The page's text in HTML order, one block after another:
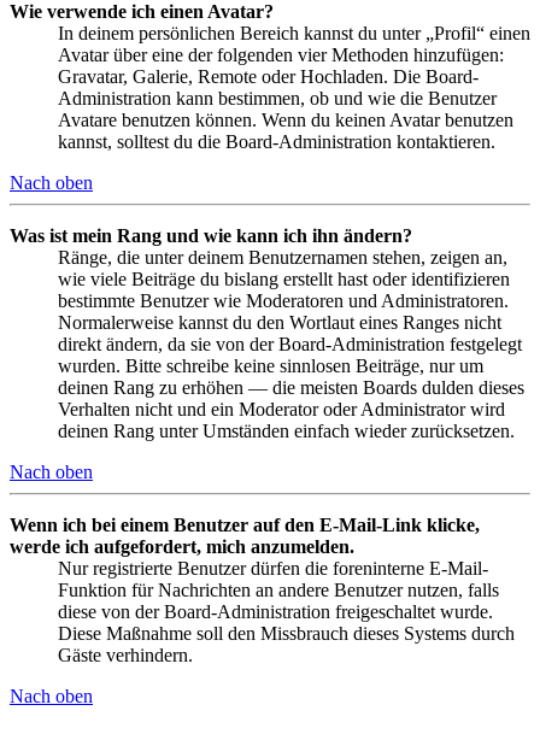
Wie verwende ich einen Avatar?
In deinem persönlichen Bereich kannst du unter „Profil“ einen
Avatar über eine der folgenden vier Methoden hinzufügen:
Gravatar, Galerie, Remote oder Hochladen. Die Board-
Administration kann bestimmen, ob und wie die Benutzer
Avatare benutzen können. Wenn du keinen Avatar benutzen
kannst, solltest du die Board-Administration kontaktieren.
Nach oben
Was ist mein Rang und wie kann ich ihn ändern?
Ränge, die unter deinem Benutzernamen stehen, zeigen an,
wie viele Beiträge du bislang erstellt hast oder identifizieren
bestimmte Benutzer wie Moderatoren und Administratoren.
Normalerweise kannst du den Wortlaut eines Ranges nicht
direkt ändern, da sie von der Board-Administration festgelegt
wurden. Bitte schreibe keine sinnlosen Beiträge, nur um
deinen Rang zu erhöhen — die meisten Boards dulden dieses
Verhalten nicht und ein Moderator oder Administrator wird
deinen Rang unter Umständen einfach wieder zurücksetzen.
Nach oben
Wenn ich bei einem Benutzer auf den E-Mail-Link klicke,
werde ich aufgefordert, mich anzumelden.
Nur registrierte Benutzer dürfen die foreninterne E-Mail-
Funktion für Nachrichten an andere Benutzer nutzen, falls
diese von der Board-Administration freigeschaltet wurde.
Diese Maßnahme soll den Missbrauch dieses Systems durch
Gäste verhindern.
Nach oben